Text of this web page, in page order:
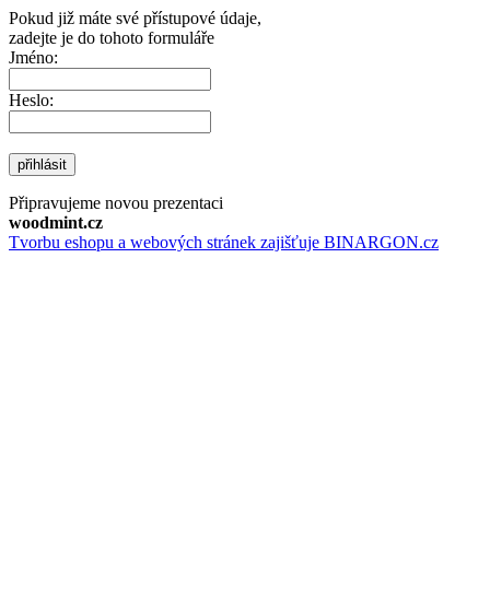
Pokud již máte své přístupové údaje,
zadejte je do tohoto formuláře
Jméno:
Heslo:
přihlásit
Připravujeme novou prezentaci
woodmint.cz
Tvorbu eshopu a webových stránek zajišťuje BINARGON.cz